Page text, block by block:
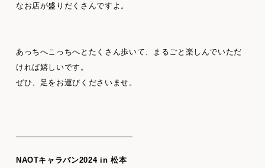
なお店が盛りだくさんですよ。
あっちへこっちへとたくさん歩いて、まるごと楽しんでいただ
ければ嬉しいです。
ぜひ、足をお運びくださいませ。
NAOTキャラバン2024 in 松本